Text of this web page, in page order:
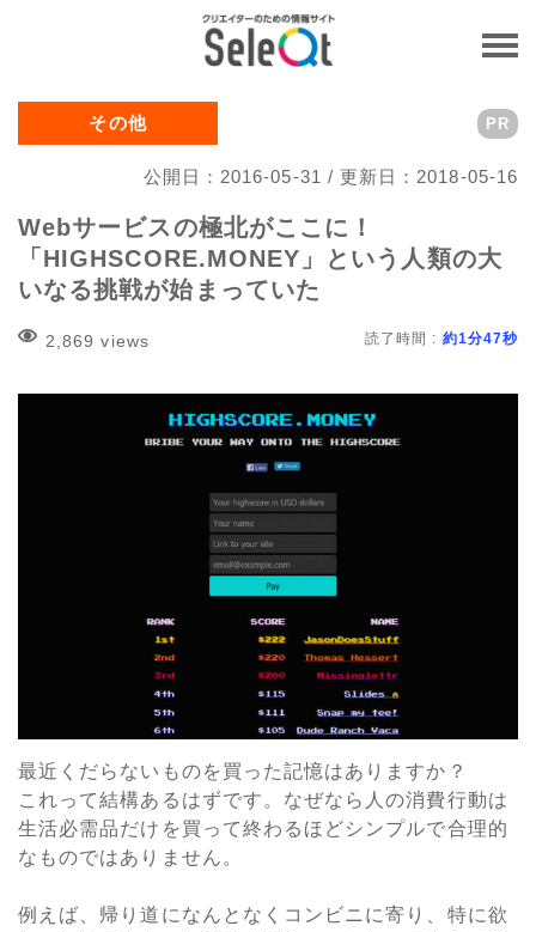
その他
公開日：2016-05-31 / 更新日：2018-05-16
PR
Webサービスの極北がここに！
「HIGHSCORE.MONEY」という人類の大
いなる挑戦が始まっていた
2,869 views 読了時間 : 約1分47秒
最近くだらないものを買った記憶はありますか？
これって結構あるはずです。なぜなら人の消費行動は
生活必需品だけを買って終わるほどシンプルで合理的
なものではありません。
例えば、帰り道になんとなくコンビニに寄り、特に欲